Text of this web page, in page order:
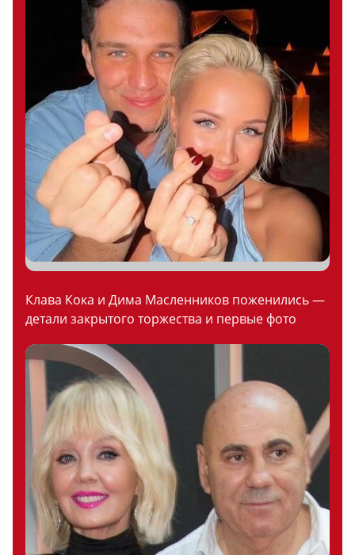
Клава Кока и Дима Масленников поженились —
детали закрытого торжества и первые фото